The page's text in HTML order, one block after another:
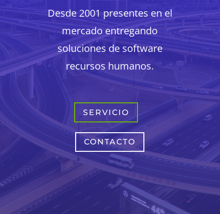
Desde 2001 presentes en el
mercado entregando
soluciones de software
recursos humanos.
SERVICIO
CONTACTO